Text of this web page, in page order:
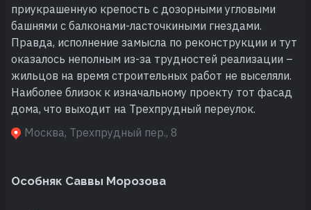
приукрашенную крепость с дозорными угловыми
башнями с балконами-ласточкиными гнездами.
Правда, исполнение замысла по реконструкции и тут
оказалось неполным из-за трудностей реализации –
жильцов на время строительных работ не выселяли.
Наиболее близок к изначальному проекту тот фасад
дома, что выходит на Трехпрудный переулок.
Москва, Трехпрудный пер., 8
Особняк Саввы Морозова